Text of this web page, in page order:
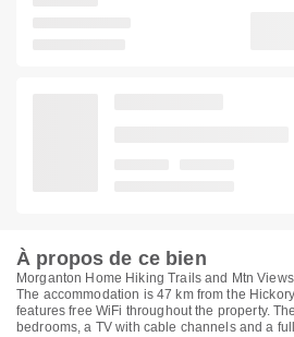
À propos de ce bien
Morganton Home Hiking Trails and Mtn
The accommodation is 47 km from the
features free WiFi throughout the property.
bedrooms, a TV with cable channels and a